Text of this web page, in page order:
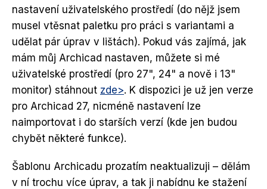
nastavení uživatelského prostředí (do nějž jsem
musel vtěsnat paletku pro práci s variantami a
udělat pár úprav v lištách). Pokud vás zajímá, jak
mám můj Archicad nastaven, můžete si mé
uživatelské prostředí (pro 27", 24" a nově i 13"
monitor) stáhnout zde>. K dispozici je už jen verze
pro Archicad 27, nicméně nastavení lze
naimportovat i do starších verzí (kde jen budou
chybět některé funkce).
Šablonu Archicadu prozatím neaktualizuji – dělám
v ní trochu více úprav, a tak ji nabídnu ke stažení